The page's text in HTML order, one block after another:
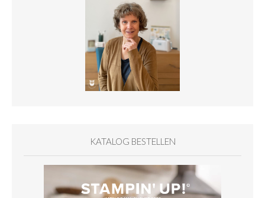
KATALOG BESTELLEN